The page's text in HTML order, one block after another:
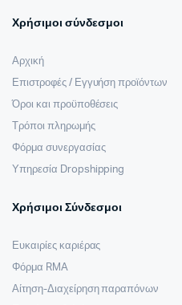
Χρήσιμοι σύνδεσμοι
Αρχική
Επιστροφές / Εγγυήση προϊόντων
Όροι και προϋποθέσεις
Τρόποι πληρωμής
Φόρμα συνεργασίας
Υπηρεσία Dropshipping
Χρήσιμοι Σύνδεσμοι
Ευκαιρίες καριέρας
Φόρμα RMA
Αίτηση-Διαχείρηση παραπόνων